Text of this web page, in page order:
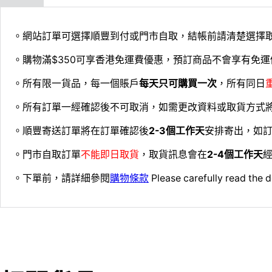
。網站訂單可選擇順豐到付或門市自取，結帳前請清楚選擇
。購物滿$350可享香港免運費優惠，預訂商品不會享有免
。所有限一貨品，每一個賬戶每天只可購買一次 ，所有同日
。所有訂單一經確認後不可取消，如需更改資料或取貨方式
。順豐寄送訂單將在訂單確認後2-3個工作天安排寄出，如
。門市自取訂單不能即日取貨 ，取貨訊息會在2-4個工作天
。下單前，請詳細參閱購物條款 Please carefully read the